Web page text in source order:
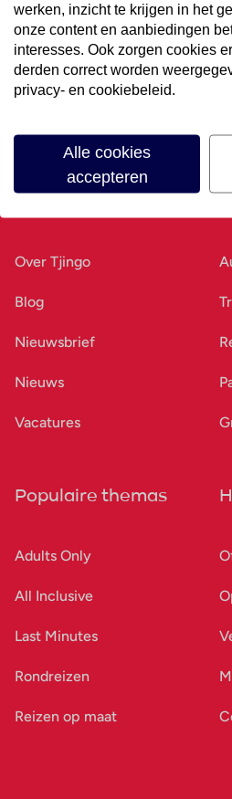
Volg ons op social media
Over Tjingo
Blog
Nieuwsbrief
Nieuws
Vacatures
Populaire themas
Adults Only
All Inclusive
Last Minutes
Rondreizen
Reizen op maat
werken, inzicht te krijgen in het
onze content en aanbiedingen
interesses. Ook zorgen cookies
derden correct worden
privacy- en cookiebeleid.
Alle cookies
accepteren